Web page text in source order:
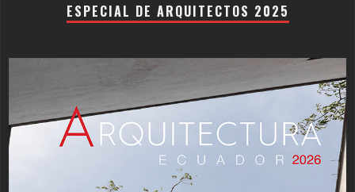
ESPECIAL DE ARQUITECTOS 2025